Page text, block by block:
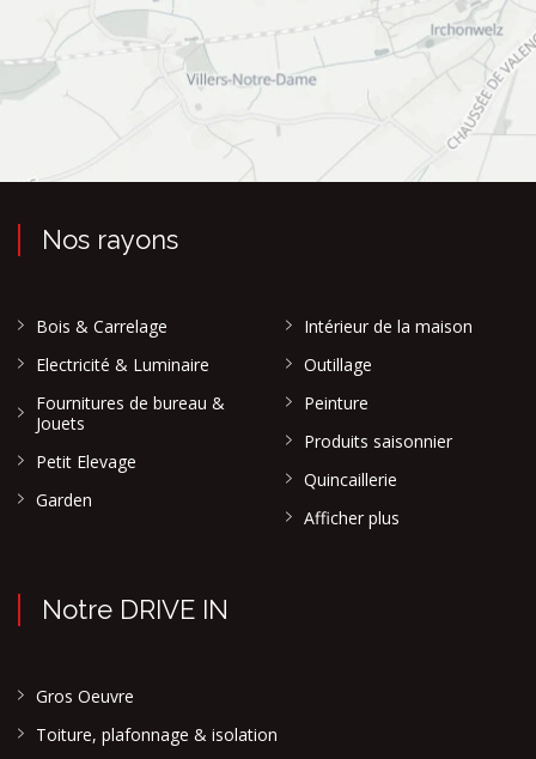
Nos rayons
Bois & Carrelage
Electricité & Luminaire
Fournitures de bureau &
Jouets
Petit Elevage
Garden
Intérieur de la maison
Outillage
Peinture
Produits saisonnier
Quincaillerie
Afficher plus
Notre DRIVE IN
Gros Oeuvre
Toiture, plafonnage & isolation